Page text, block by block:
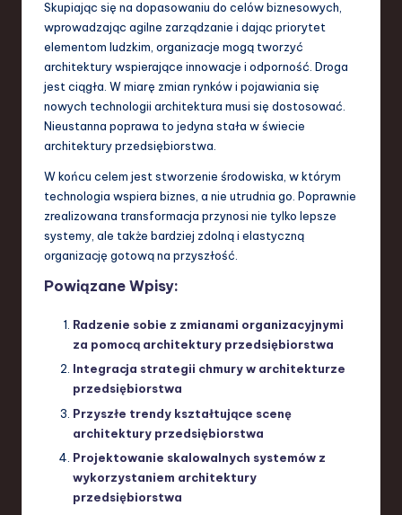
Skupiając się na dopasowaniu do celów biznesowych,
wprowadzając agilne zarządzanie i dając priorytet
elementom ludzkim, organizacje mogą tworzyć
architektury wspierające innowacje i odporność. Droga
jest ciągła. W miarę zmian rynków i pojawiania się
nowych technologii architektura musi się dostosować.
Nieustanna poprawa to jedyna stała w świecie
architektury przedsiębiorstwa.
W końcu celem jest stworzenie środowiska, w którym
technologia wspiera biznes, a nie utrudnia go. Poprawnie
zrealizowana transformacja przynosi nie tylko lepsze
systemy, ale także bardziej zdolną i elastyczną
organizację gotową na przyszłość.
Powiązane Wpisy:
Radzenie sobie z zmianami organizacyjnymi
za pomocą architektury przedsiębiorstwa
Integracja strategii chmury w architekturze
przedsiębiorstwa
Przyszłe trendy kształtujące scenę
architektury przedsiębiorstwa
Projektowanie skalowalnych systemów z
wykorzystaniem architektury
przedsiębiorstwa